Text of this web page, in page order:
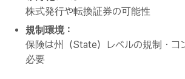
株式発行や転換証券の可能性
規制環境：
保険は州（State）レベルの規制・コ
必要